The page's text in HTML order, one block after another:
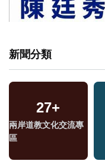
新聞分類
27+
兩岸道教文化交流專
區